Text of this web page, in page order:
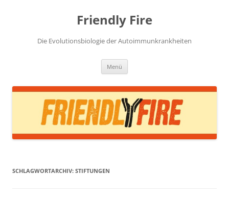
Friendly Fire
Die Evolutionsbiologie der Autoimmunkrankheiten
Menü
SCHLAGWORTARCHIV: STIFTUNGEN